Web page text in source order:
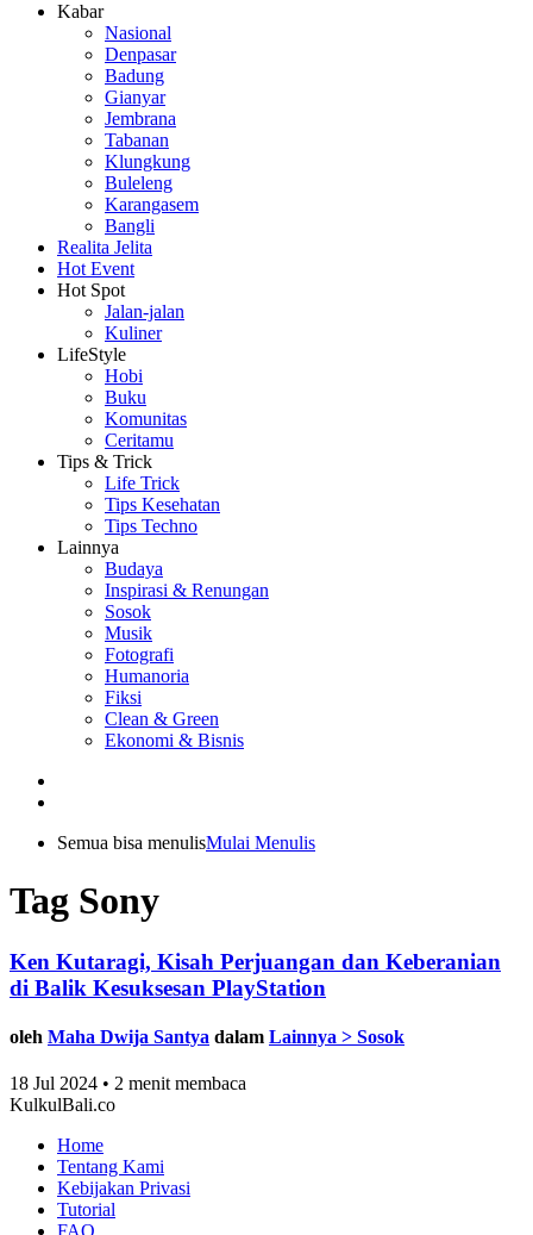
Kabar
Nasional
Denpasar
Badung
Gianyar
Jembrana
Tabanan
Klungkung
Buleleng
Karangasem
Bangli
Realita Jelita
Hot Event
Hot Spot
Jalan-jalan
Kuliner
LifeStyle
Hobi
Buku
Komunitas
Ceritamu
Tips & Trick
Life Trick
Tips Kesehatan
Tips Techno
Lainnya
Budaya
Inspirasi & Renungan
Sosok
Musik
Fotografi
Humanoria
Fiksi
Clean & Green
Ekonomi & Bisnis
Semua bisa menulisMulai Menulis
Tag Sony
Ken Kutaragi, Kisah Perjuangan dan Keberanian
di Balik Kesuksesan PlayStation
oleh Maha Dwija Santya dalam Lainnya > Sosok
18 Jul 2024 • 2 menit membaca
KulkulBali.co
Home
Tentang Kami
Kebijakan Privasi
Tutorial